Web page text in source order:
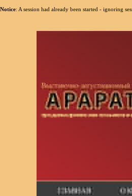
Notice: A session had already been started - ignoring